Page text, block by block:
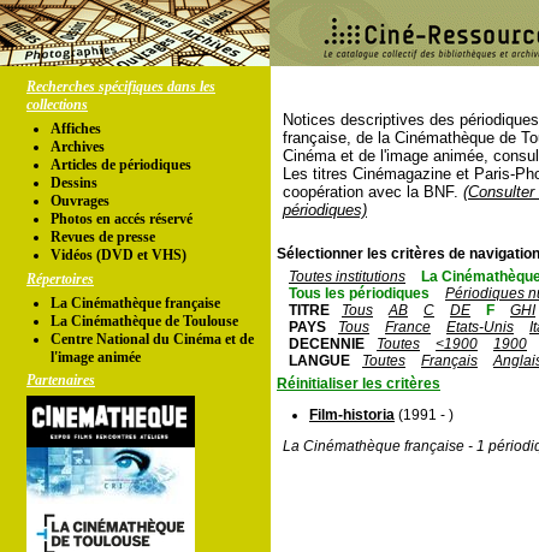
Recherches spécifiques dans les
collections
Affiches
Archives
Articles de périodiques
Dessins
Ouvrages
Photos en accés réservé
Revues de presse
Vidéos (DVD et VHS)
Répertoires
La Cinémathèque française
La Cinémathèque de Toulouse
Centre National du Cinéma et de
l'image animée
Partenaires
Notices descriptives des
française, de la Cinémathèque de
Cinéma et de l'image animée,
Les titres Cinémagazine et Paris-
coopération avec la BNF.
périodiques)
Sélectionner les critères de
Toutes institutions
La
Tous les périodiques
Périodiques
TITRE
Tous AB C DE F
GHI
PAYS
Tous France Etats-Unis
DECENNIE
Toutes <1900
1900
LANGUE
Toutes Français
Réinitialiser les critères
Film-historia (1991 - )
La Cinémathèque française - 1